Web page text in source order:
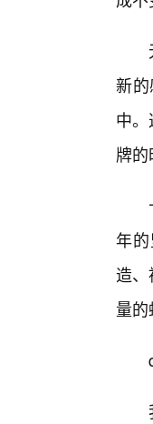
新
中
牌的
年
造
量的